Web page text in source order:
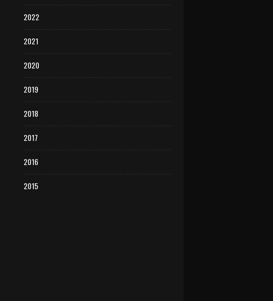
2022
2021
2020
2019
2018
2017
2016
2015